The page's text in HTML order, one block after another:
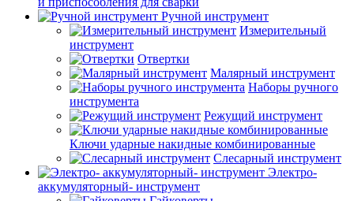
Ручной инструмент
Измерительный
инструмент
Отвертки
Малярный инструмент
Наборы ручного
инструмента
Режущий инструмент
Ключи ударные накидные комбинированные
Слесарный инструмент
Электро-
аккумуляторный- инструмент